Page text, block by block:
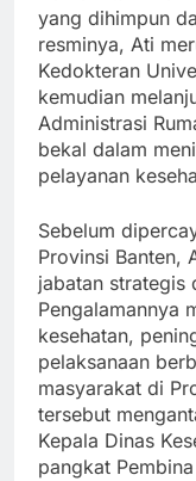
yang dihimpun
resminya, Ati
Kedokteran
kemudian
Administrasi
bekal dalam
pelayanan
Sebelum
Provinsi Banten,
jabatan strategis
Pengalamannya
kesehatan,
pelaksanaan
masyarakat di
tersebut
Kepala Dinas
pangkat